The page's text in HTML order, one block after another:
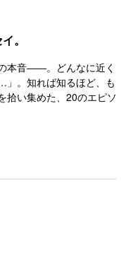
。
本音――。どんなに近く
。知れば知るほど、も
拾い集めた、20のエピソ